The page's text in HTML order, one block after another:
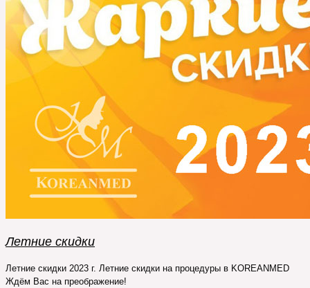
Летние скидки
Летние скидки 2023 г. Летние скидки на процедуры в KOREANMED
Ждём Вас на преображение!